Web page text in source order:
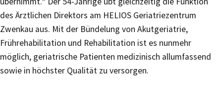
des Ärztlichen Direktors am HELIOS Geriatriezentrum
Zwenkau aus. Mit der Bündelung von Akutgeriatrie,
Frührehabilitation und Rehabilitation ist es nunmehr
möglich, geriatrische Patienten medizinisch allumfassend
sowie in höchster Qualität zu versorgen.